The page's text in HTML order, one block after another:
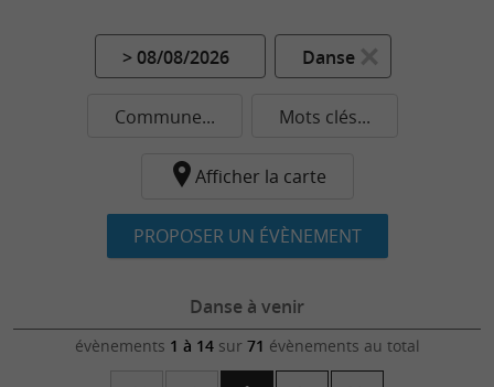
> 08/08/2026 Danse
Commune... Mots clés...
Afficher la carte
PROPOSER UN ÉVÈNEMENT
Danse à venir
évènements 1 à 14sur 71 évènements au total